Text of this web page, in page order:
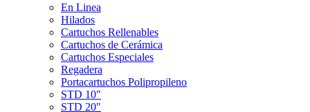
En Linea
Hilados
Cartuchos Rellenables
Cartuchos de Cerámica
Cartuchos Especiales
Regadera
Portacartuchos Polipropileno
STD 10"
STD 20"